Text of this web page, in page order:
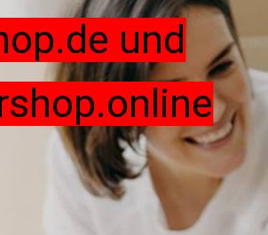
und